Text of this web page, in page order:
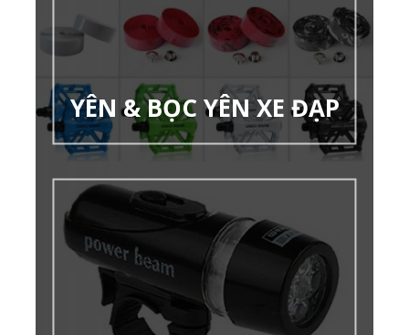
YÊN & BỌC YÊN XE ĐẠP